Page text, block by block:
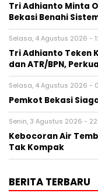
Tri Adhianto Minta
Bekasi Benahi
Selasa, 4 Agustus 2026 -
Tri Adhianto Teken
dan ATR/BPN,
Selasa, 4 Agustus 2026 -
Pemkot Bekasi
Senin, 3 Agustus 2026 -
Kebocoran Air
Tak Kompak
BERITA TERBARU